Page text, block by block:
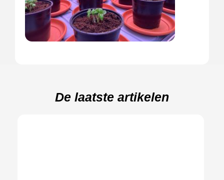
De laatste artikelen